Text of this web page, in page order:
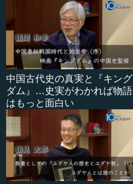
中国古代史の真実と『キング
ダム』…史実がわかれば物語
はもっと面白い